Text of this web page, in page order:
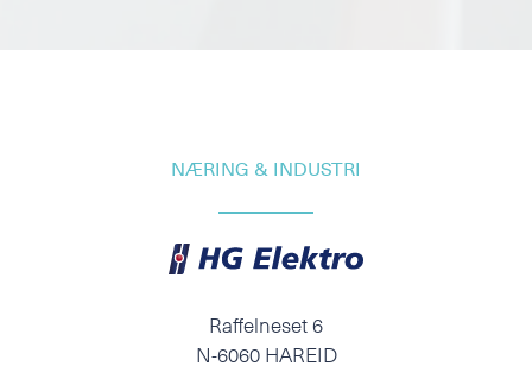
NÆRING & INDUSTRI
Raffelneset 6
N-6060 HAREID